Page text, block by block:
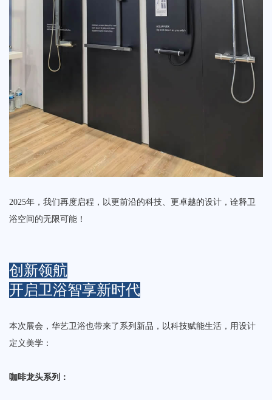
2025年，我们再度启程，以更前沿的科技、更卓越的设计，诠释卫
浴空间的无限可能！
创新领航
开启卫浴智享新时代
本次展会，华艺卫浴也带来了系列新品‌，以科技赋能生活，用设计
定义美学：
咖啡龙头系列‌：